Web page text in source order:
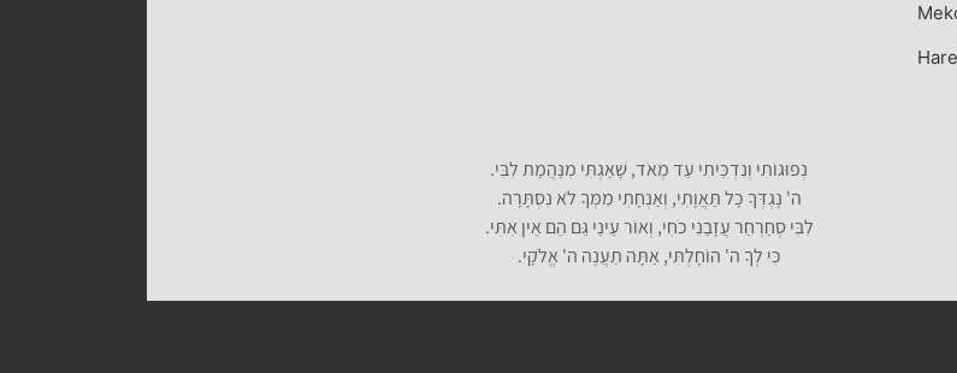
נְפוּגוֹתִי וְנִדְכֵּיתִי עַד מְאֹד, שָׁאַגְתִּי מִנַּהֲמַת לִבִּי.
ה' נֶגְדְּךָ כָל תַּאֲוָתִי, וְאַנְחָתִי מִמְּךָ לֹא נִסְתָּרָה.
לִבִּי סְחַרְחַר עֲזָבַנִי כֹחִי, וְאוֹר עֵינַי גַּם הֵם אֵין אִתִּי.
כִּי לְךָ ה' הוֹחָלְתִּי, אַתָּה תַעֲנֶה ה' אֱלֹקָי.